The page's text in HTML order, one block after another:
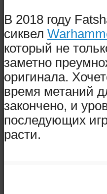
В 2018 году
сиквел
который не
заметно
оригинала.
время метаний
закончено, и
последующих
расти.